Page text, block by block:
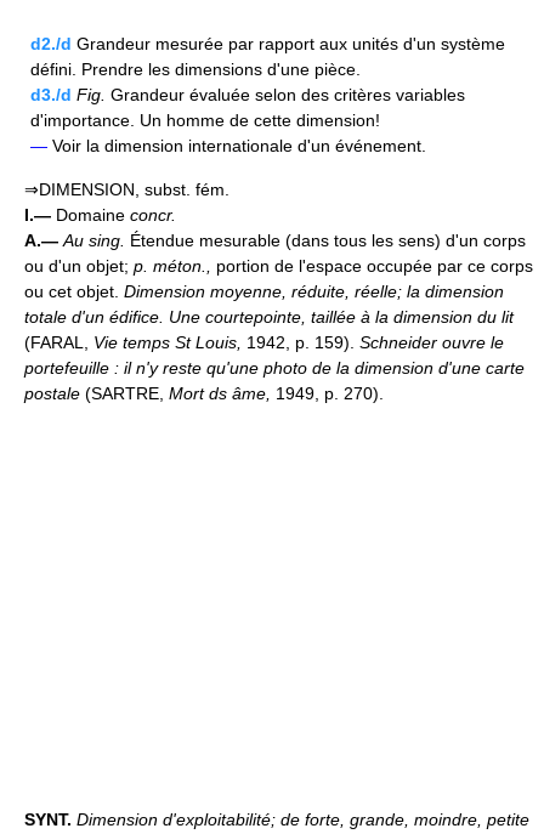
d2./d Grandeur mesurée par rapport aux unités d'un système
défini. Prendre les dimensions d'une pièce.
d3./d Fig. Grandeur évaluée selon des critères variables
d'importance. Un homme de cette dimension!
— Voir la dimension internationale d'un événement.
⇒DIMENSION, subst. fém.
I.— Domaine concr.
A.— Au sing. Étendue mesurable (dans tous les sens) d'un corps
ou d'un objet; p. méton.,
portion de l'espace occupée par ce corps
ou cet objet. Dimension moyenne, réduite, réelle; la dimension
totale d'un édifice. Une courtepointe, taillée à la dimension du lit
(FARAL, Vie temps St Louis, 1942, p. 159). Schneider ouvre le
portefeuille : il n'y reste qu'une photo de la dimension d'une carte
postale (SARTRE, Mort ds âme, 1949, p. 270).
SYNT. Dimension d'exploitabilité; de forte, grande, moindre, petite